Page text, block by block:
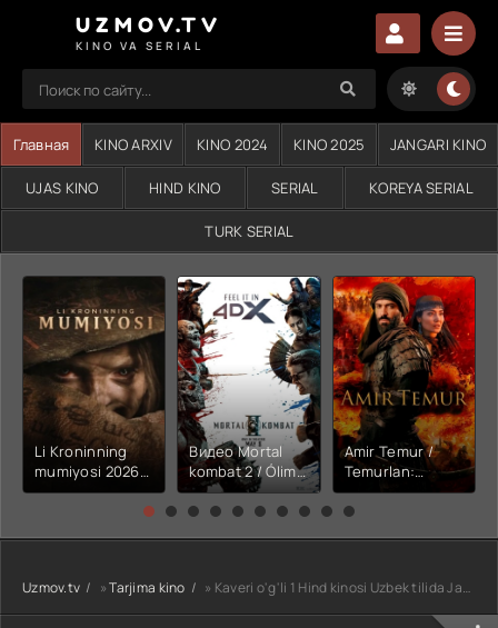
UZMOV.TV
KINO VA SERIAL
Главная KINO ARXIV KINO 2024 KINO 2025 JANGARI KINO
UJAS KINO HIND KINO SERIAL KOREYA SERIAL
TURK SERIAL
Li Kroninning
mumiyosi 2026
(uzbek tilida
kino) tarjima HD
Видео Mortal
kombat 2 / Ólim
jangi 2 (2026)
Uzbek tilida
Amir Temur /
Temurlan:
Fathchining
yuksalishi
tarjima kino Full
HD tas-ix
Uzmov.tv »Tarjima kino » Kaveri o'g'li 1 Hind kinosi Uzbek tilida Jangari tarjima xind film HD 2022